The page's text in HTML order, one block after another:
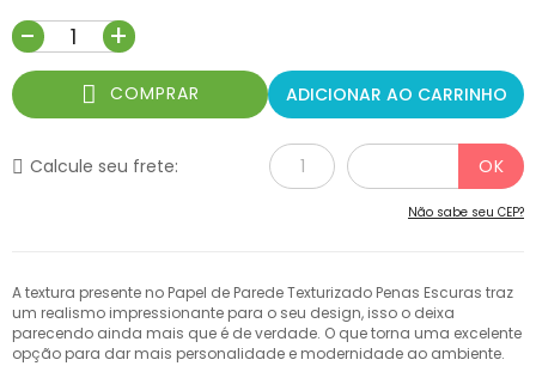
- +
COMPRAR ADICIONAR AO CARRINHO
Calcule seu frete:
Não sabe seu CEP?
A textura presente no Papel de Parede Texturizado Penas Escuras traz
um realismo impressionante para o seu design, isso o deixa
parecendo ainda mais que é de verdade. O que torna uma excelente
opção para dar mais personalidade e modernidade ao ambiente.